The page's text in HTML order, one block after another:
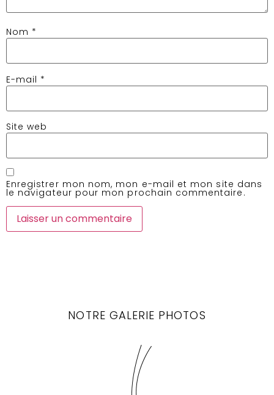
Nom *
E-mail *
Site web
Enregistrer mon nom, mon e-mail et mon site dans
le navigateur pour mon prochain commentaire.
NOTRE GALERIE PHOTOS